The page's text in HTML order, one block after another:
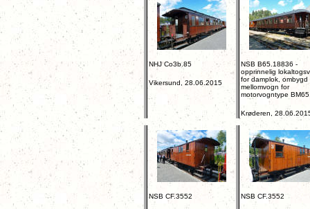
NHJ Co3b.85
Vikersund, 28.06.2015
NSB B65.18836 -
opprinnelig
for damplok, ombygd
mellomvogn for
motorvogntype
Krøderen,
NSB CF.3552 NSB CF.3552